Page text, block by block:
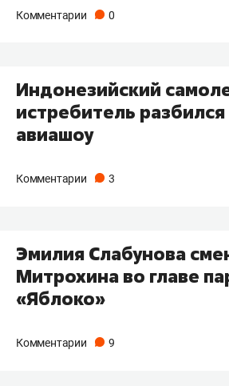
Комментарии 0
Индонезийский
истребитель
авиашоу
Комментарии 3
Эмилия Слабунова
Митрохина во главе
«Яблоко»
Комментарии 9